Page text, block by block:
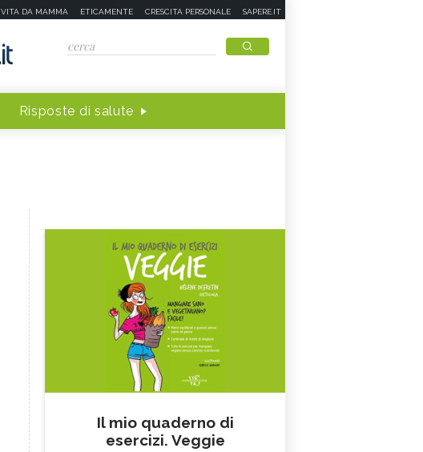
VITA DA MAMMA ETICAMENTE CRESCITA PERSONALE SAPERE.IT
Risposte di salute
Il mio quaderno di
esercizi. Veggie